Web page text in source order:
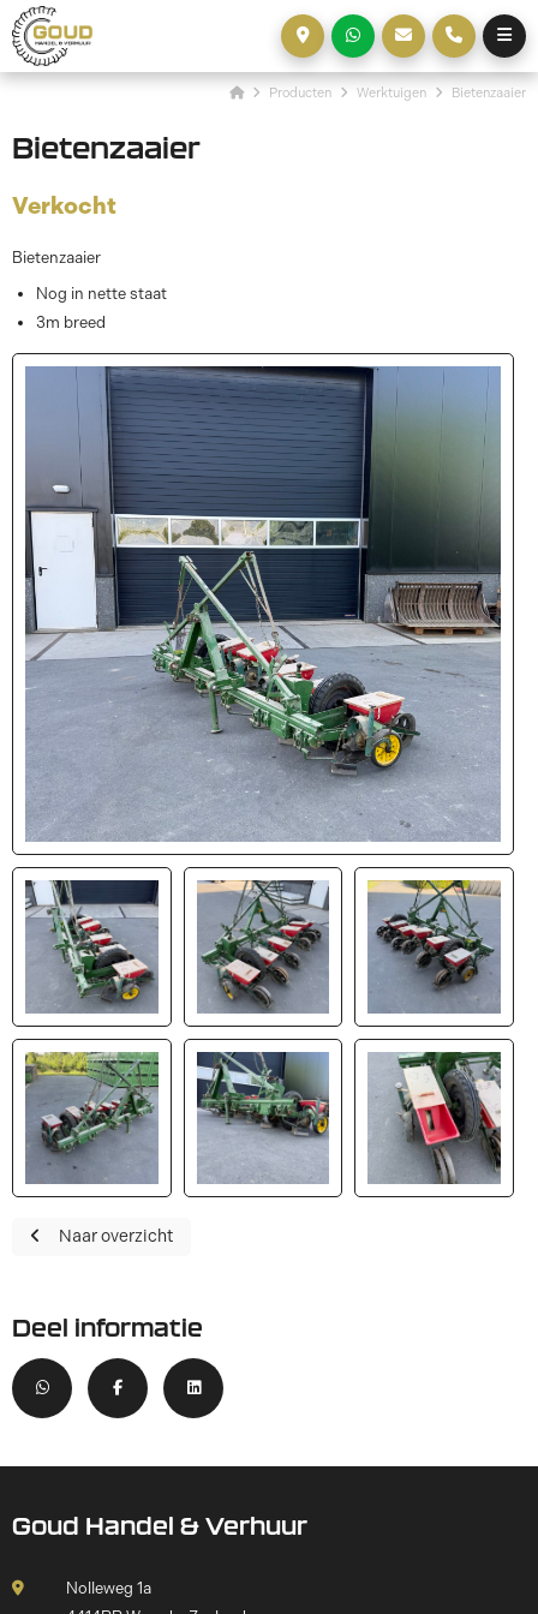
Producten Werktuigen Bietenzaaier
Bietenzaaier
Verkocht
Bietenzaaier
Nog in nette staat
3m breed
Naar overzicht
Deel informatie
Goud Handel & Verhuur
Nolleweg 1a